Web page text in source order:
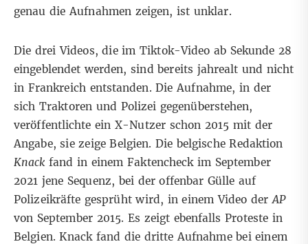
genau die Aufnahmen zeigen, ist unklar.
Die drei Videos, die im Tiktok-Video ab Sekunde 28
eingeblendet werden, sind bereits jahrealt und nicht
in Frankreich entstanden. Die Aufnahme, in der
sich Traktoren und Polizei gegenüberstehen,
veröffentlichte einX-Nutzerschon 2015 mit der
Angabe, sie zeige Belgien. Die belgische Redaktion
Knack fand in einem Faktencheck im September
2021 jene Sequenz, bei der offenbar Gülle auf
Polizeikräfte gesprüht wird, in einemVideo der AP
von September 2015. Es zeigt ebenfalls Proteste in
Belgien. Knack fand die dritte Aufnahme bei einem